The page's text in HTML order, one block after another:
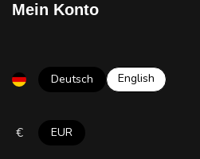
Mein Konto
Deutsch English
€ EUR